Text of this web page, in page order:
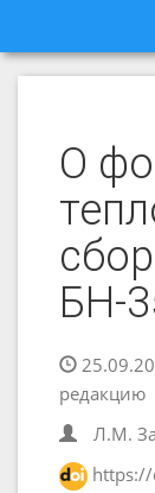
О
БН-
редакцию
Л.М.